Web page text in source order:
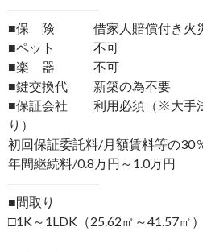
―――――――
■保 険 借家人賠償付き火災
■ペット 不可
■楽 器 不可
■鍵交換代 新築の為不要
■保証会社 利用必須（※大手法
り）
初回保証委託料/月額賃料等の30
年間継続料/0.8万円～1.0万円
―――――――
■間取り
□1K～1LDK（25.62㎡～41.57㎡）